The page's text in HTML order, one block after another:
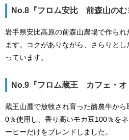
No.8『フロム安比 前森山のむ
岩手県安比高原の前森山農場で作ら
ます。コクがありながら、さらりと
っています。
No.9『フロム蔵王 カフェ・オ
蔵王山麓で放牧され育った酪農牛か
0％使用し、香り高いモカ豆100％を
ーヒーだけをブレンドしました。